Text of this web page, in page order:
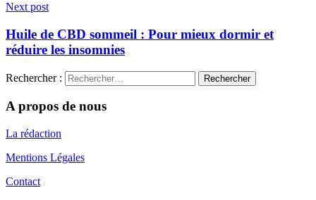
Next post
Huile de CBD sommeil : Pour mieux dormir et
réduire les insomnies
Rechercher :
A propos de nous
La rédaction
Mentions Légales
Contact